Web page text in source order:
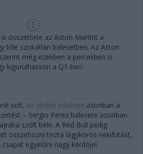
összetörte az Aston Martint a
tőle szokatlan balesetben. Az Aston
még ezekben a percekben is
kigurulhasson a Q1-ben.
volt, az utolsó edzésen azonban a
– Sergio Perez balesete azonban
szólt bele. A Red Bull pedig
összehozni tiszta lágykörös nekifutást,
egyelőre nagy kérdőjel.